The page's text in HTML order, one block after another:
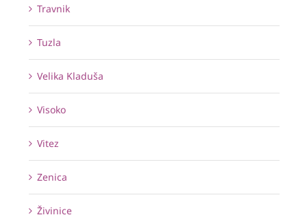
Travnik
Tuzla
Velika Kladuša
Visoko
Vitez
Zenica
Živinice